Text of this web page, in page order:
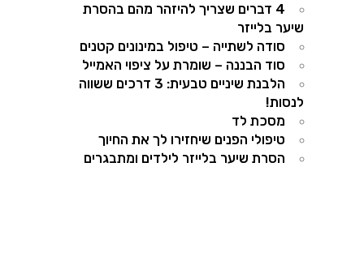
4 דברים שצריך להיזהר מהם בהסרת
שיער בלייזר
סודה לשתייה – טיפול במינונים קטנים
סוד הבננה – שומרת על ציפוי האמייל
הלבנת שיניים טבעית: 3 דרכים ששווה
לנסות!
מסכת לד
טיפולי הפנים שיחזירו לך את החיוך
הסרת שיער בלייזר לילדים ומתבגרים